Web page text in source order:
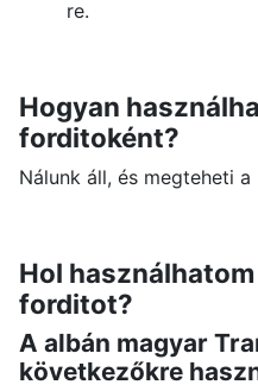
re.
Hogyan
forditoként?
Nálunk áll, és megteheti
Hol
forditot?
A albán magyar
következőkre